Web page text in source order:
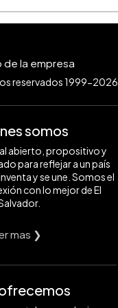
reservados 1999-2026
somos
abierto, propositivo y
para reflejar a un país
y se une. Somos el
con lo mejor de El
mas ❯